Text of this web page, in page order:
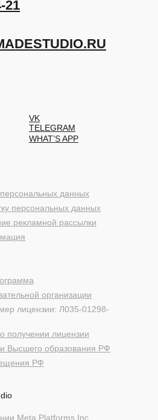
21
VK
WHAT’S APP
TELEGRAM
данных
персональных данных
рекламной рассылки
организации
лицензии: Л035-01298-
получении лицензии
Высшего образования РФ
РФ
Meta Platforms Inc.,